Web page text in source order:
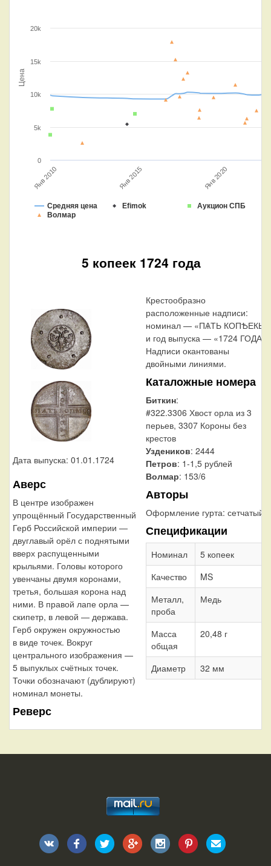
Цена
Средняя цена Efimok
Аукцион СПБ
Волмар
Янв 2010 Янв 2020
Янв 2015
0
5k
10k
15k
20k
5 копеек 1724 года
Дата выпуска: 01.01.1724
Аверс
В центре изображен
упрощённый Государственный
Герб Российской империи —
двуглавый орёл с поднятыми
вверх распущенными
крыльями. Головы которого
увенчаны двумя коронами,
третья, большая корона над
ними. В правой лапе орла —
скипетр, в левой — держава.
Герб окружен окружностью
в виде точек. Вокруг
центрального изображения —
5 выпуклых счётных точек.
Точки обозначают (дублируют)
номинал монеты.
Реверс
Крестообразно
расположенные надписи:
номинал — «ПѦТЬ КОПѢЕКЬ»
и год выпуска — «1724 ГОДА».
Надписи окантованы
двойными линиями.
Каталожные номера
Биткин:
#322.3306 Хвост орла из 3
перьев, 3307 Короны без
крестов
Уздеников: 2444
Петров: 1-1,5 рублей
Волмар: 153/6
Авторы
Оформление гурта: сетчатый
Спецификации
Номинал
5 копеек
Качество
MS
Металл,
проба
Медь
Масса
общая
20,48 г
Диаметр 32 мм